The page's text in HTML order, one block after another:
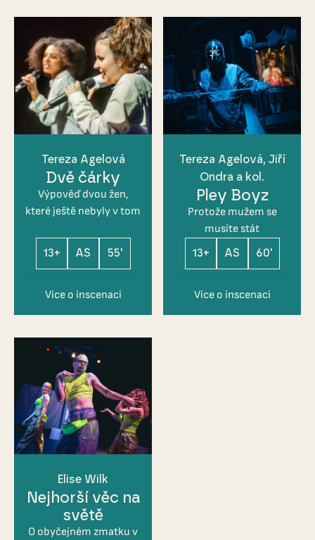
Tereza Agelová
Dvě čárky
Výpověď dvou žen,
které ještě nebyly v tom
13+ AS 55'
Více o inscenaci
Tereza Agelová, Jiří
Ondra a kol.
Pley Boyz
Protože mužem se
musíte stát
13+
AS 60'
Více o inscenaci
Elise Wilk
Nejhorší věc na
světě
O obyčejném zmatku v